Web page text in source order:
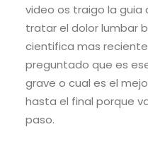
video os traigo la
tratar el dolor lumbar
cientifica mas
preguntado que es
grave o cual es el
hasta el final porque
paso.